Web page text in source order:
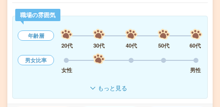
職場の雰囲気
年齢層
20代
30代 40代 50代
60代
男女比率
女性
男性
もっと見る